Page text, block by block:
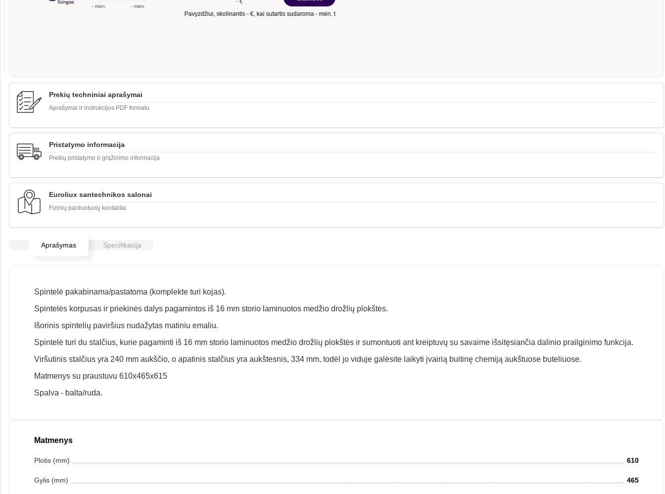
Prekių techniniai aprašymai
Aprašymai ir instrukcijos PDF formatu
Pristatymo informacija
Prekių pristatymo ir grąžinimo informacija
Euroliux santechnikos salonai
Fizinių parduotuvių kontaktai
Aprašymas Specifikacija
Spintelė pakabinama/pastatoma (komplekte turi kojas).
Spintelės korpusas ir priekinės dalys pagamintos iš 16 mm storio laminuotos medžio drožlių plokštės.
Išorinis spintelių paviršius nudažytas matiniu emaliu.
Spintelė turi du stalčius, kurie pagaminti iš 16 mm storio laminuotos medžio drožlių plokštės ir sumontuoti ant kreiptuvų su savaime išsitęsiančia dalinio prailginimo funkcija.
Viršutinis stalčius yra 240 mm aukščio, o apatinis stalčius yra aukštesnis, 334 mm, todėl jo viduje galėsite laikyti įvairią buitinę chemiją aukštuose buteliuose.
Matmenys su praustuvu 610x465x615
Spalva - balta/ruda.
Matmenys
Plotis (mm) 610
Gylis (mm) 465